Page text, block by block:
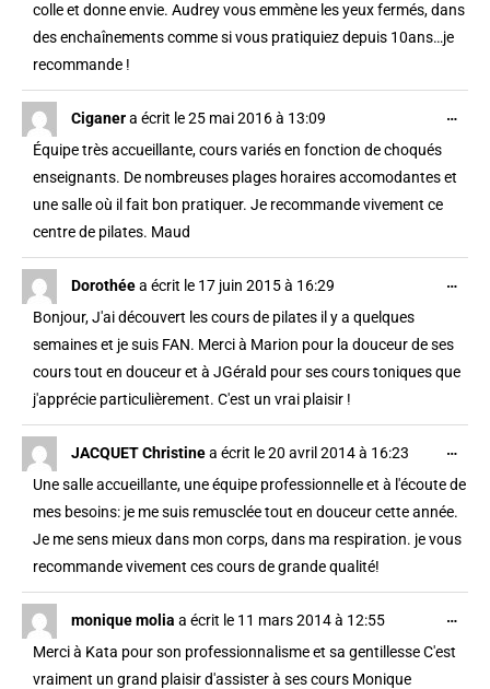
colle et donne envie. Audrey vous emmène les yeux fermés, dans
des enchaînements comme si vous pratiquiez depuis 10ans…je
recommande !
Ciganera écrit le25 mai 2016à 13:09
Équipe très accueillante, cours variés en fonction de choqués
enseignants. De nombreuses plages horaires accomodantes et
une salle où il fait bon pratiquer. Je recommande vivement ce
centre de pilates. Maud
…
Dorothéea écrit le 17 juin 2015à 16:29
Bonjour, J'ai découvert les cours de pilates il y a quelques
semaines et je suis FAN. Merci à Marion pour la douceur de ses
cours tout en douceur et à JGérald pour ses cours toniques que
j'apprécie particulièrement. C'est un vrai plaisir !
…
JACQUET Christinea écrit le20 avril 2014à 16:23
Une salle accueillante, une équipe professionnelle et à l'écoute de
mes besoins: je me suis remusclée tout en douceur cette année.
Je me sens mieux dans mon corps, dans ma respiration. je vous
recommande vivement ces cours de grande qualité!
…
monique molia a écrit le 11 mars 2014à 12:55
Merci à Kata pour son professionnalisme et sa gentillesse C'est
vraiment un grand plaisir d'assister à ses cours Monique
…